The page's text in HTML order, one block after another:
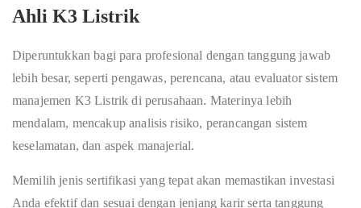
Ahli K3 Listrik
Diperuntukkan bagi para profesional dengan tanggung jawab
lebih besar, seperti pengawas, perencana, atau evaluator sistem
manajemen K3 Listrik di perusahaan. Materinya lebih
mendalam, mencakup analisis risiko, perancangan sistem
keselamatan, dan aspek manajerial.
Memilih jenis sertifikasi yang tepat akan memastikan investasi
Anda efektif dan sesuai dengan jenjang karir serta tanggung